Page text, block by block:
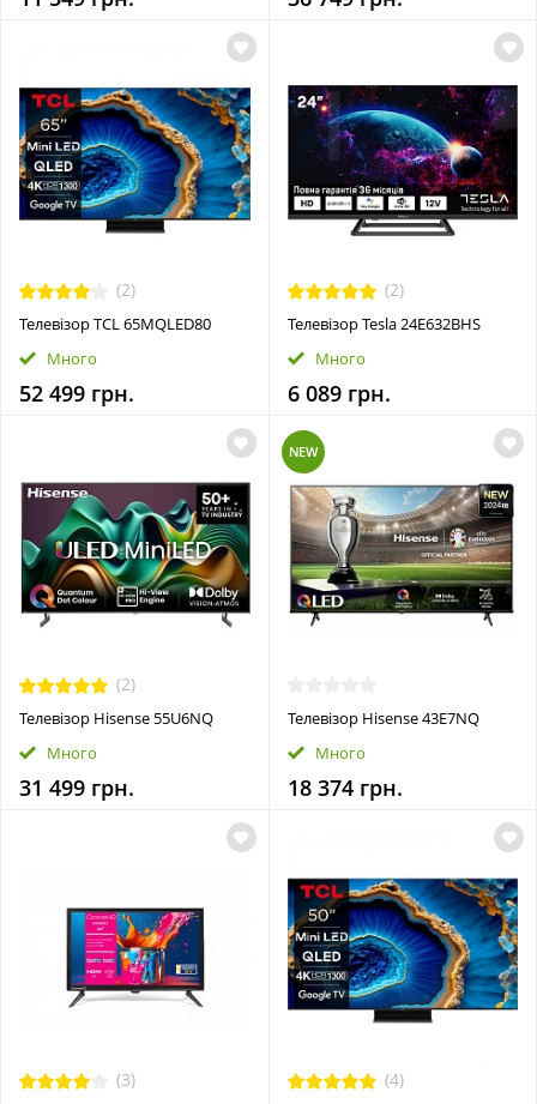
(2)
Телевiзор TCL 65MQLED80
Много
52 499 грн.
(2)
Телевізор Tesla 24E632BHS
Много
6 089 грн.
(2)
Телевізор Hisense 55U6NQ
Много
31 499 грн.
NEW
Телевізор Hisense 43E7NQ
Много
18 374 грн.
(3) (4)